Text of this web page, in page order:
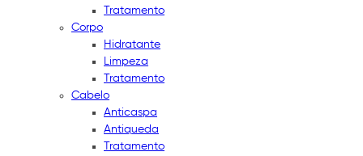
Tratamento
Corpo
Hidratante
Limpeza
Tratamento
Cabelo
Anticaspa
Antiqueda
Tratamento